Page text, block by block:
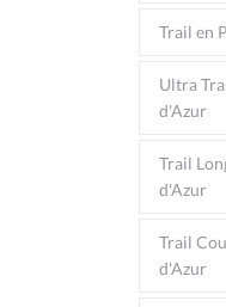
Trail en
Ultra
d'Azur
Trail
d'Azur
Trail
d'Azur